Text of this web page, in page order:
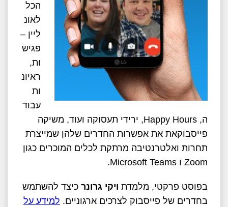
הכל
לאונ
ליין –
פגיש
ות,
ראיונ
ות
עבוד
ה, Happy Hours, ירידי תעסוקה ועוד, משיקה
פייסבוקאת את אפשרות החדרים שלהן שמייצרת
תחרות ואלטרנטיבה מרתקת לכלים המוכרים כגון
Zoom ו Microsoft Teams.
בפוסט פרקטי, מלמדת ויקי גרונר כיצד להשתמש
בחדרים של פייסבוק לצרכים ארגוניים. למידע על